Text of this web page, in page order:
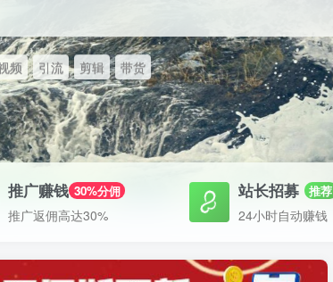
频 引流 剪辑 带货
推广赚钱 30%分佣
推广返佣高达30%
站长招募 推荐
24小时自动赚钱